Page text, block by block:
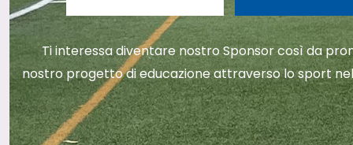
Ti interessa diventare nostro Sponsor così da
nostro progetto di educazione attraverso lo sport